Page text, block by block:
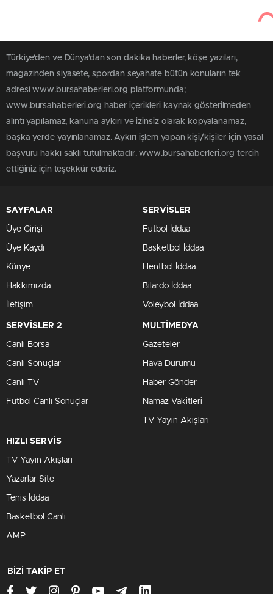
Türkiye'den ve Dünya’dan son dakika haberler, köşe yazıları,
magazinden siyasete, spordan seyahate bütün konuların tek
adresi www.bursahaberleri.org platformunda;
www.bursahaberleri.org haber içerikleri kaynak gösterilmeden
alıntı yapılamaz, kanuna aykırı ve izinsiz olarak kopyalanamaz,
başka yerde yayınlanamaz. Aykırı işlem yapan kişi/kişiler için yasal
başvuru hakkı saklı tutulmaktadır. www.bursahaberleri.org tercih
ettiğiniz için teşekkür ederiz.
SAYFALAR
Üye Girişi
Üye Kaydı
Künye
Hakkımızda
İletişim
SERVİSLER
Futbol İddaa
Basketbol İddaa
Hentbol İddaa
Bilardo İddaa
Voleybol İddaa
SERVİSLER 2
Canlı Borsa
Canlı Sonuçlar
Canlı TV
Futbol Canlı Sonuçlar
MULTİMEDYA
Gazeteler
Hava Durumu
Haber Gönder
Namaz Vakitleri
TV Yayın Akışları
HIZLI SERVİS
TV Yayın Akışları
Yazarlar Site
Tenis İddaa
Basketbol Canlı
AMP
BİZİ TAKİP ET